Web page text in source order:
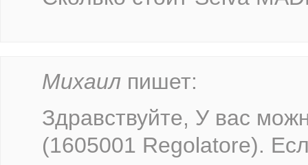
Михаил пишет:
Здравствуйте, У вас
(1605001 Regolatore).